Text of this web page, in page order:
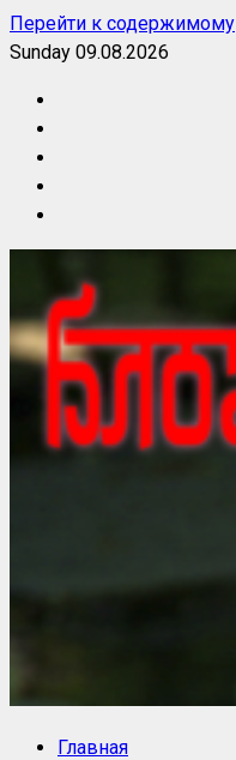
Перейти к содержимому
Sunday 09.08.2026
Блог историй NoorySan
Главная